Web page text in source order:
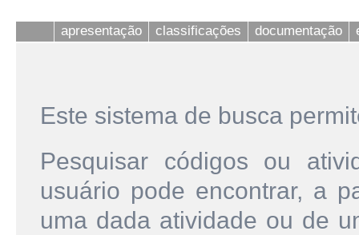
apresentação classificações documentação
Este sistema de busca
Pesquisar códigos ou
usuário pode encontrar, a
uma dada atividade ou de